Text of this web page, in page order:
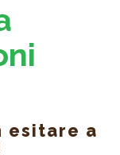
esitare a